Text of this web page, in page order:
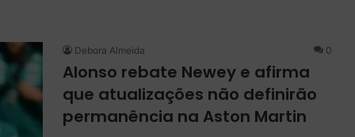
Debora Almeida 0
Alonso rebate Newey e afirma
que atualizações não definirão
permanência na Aston Martin